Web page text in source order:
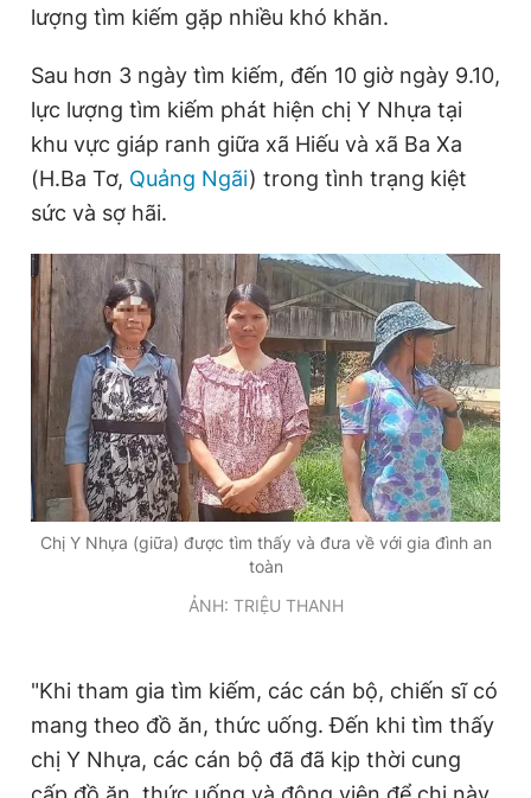
lượng tìm kiếm gặp nhiều khó khăn.
Sau hơn 3 ngày tìm kiếm, đến 10 giờ ngày 9.10,
lực lượng tìm kiếm phát hiện chị Y Nhựa tại
khu vực giáp ranh giữa xã Hiếu và xã Ba Xa
(H.Ba Tơ, Quảng Ngãi) trong tình trạng kiệt
sức và sợ hãi.
Chị Y Nhựa (giữa) được tìm thấy và đưa về với gia đình an
toàn
ẢNH: TRIỆU THANH
"Khi tham gia tìm kiếm, các cán bộ, chiến sĩ có
mang theo đồ ăn, thức uống. Đến khi tìm thấy
chị Y Nhựa, các cán bộ đã đã kịp thời cung